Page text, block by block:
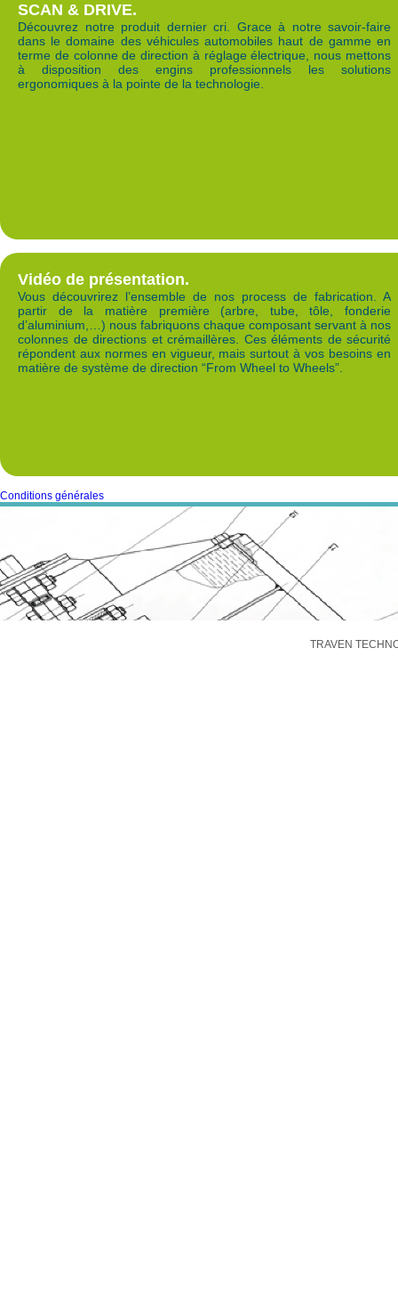
SCAN & DRIVE.
Découvrez notre produit dernier cri. Grace à notre savoir-faire
dans le domaine des véhicules automobiles haut de gamme en
terme de colonne de direction à réglage électrique, nous mettons
à disposition des engins professionnels les solutions
ergonomiques à la pointe de la technologie.
Vidéo de présentation.
Vous découvrirez l’ensemble de nos process de fabrication. A
partir de la matière première (arbre, tube, tôle, fonderie
d’aluminium,…) nous fabriquons chaque composant servant à nos
colonnes de directions et crémaillères. Ces éléments de sécurité
répondent aux normes en vigueur, mais surtout à vos besoins en
matière de système de direction “From Wheel to Wheels”.
Conditions générales
TRAVEN